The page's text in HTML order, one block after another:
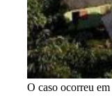
O caso ocorreu